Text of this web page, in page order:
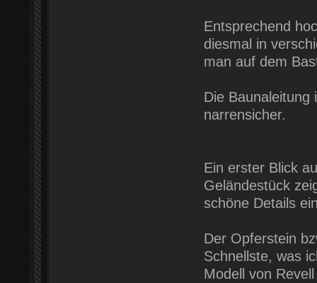
Entsprechend
diesmal in
man auf dem
Die Baunaleitung
narrensicher.
Ein erster Blick
Geländestück
schöne Details
Der Opferstein
Schnellste, was
Modell von